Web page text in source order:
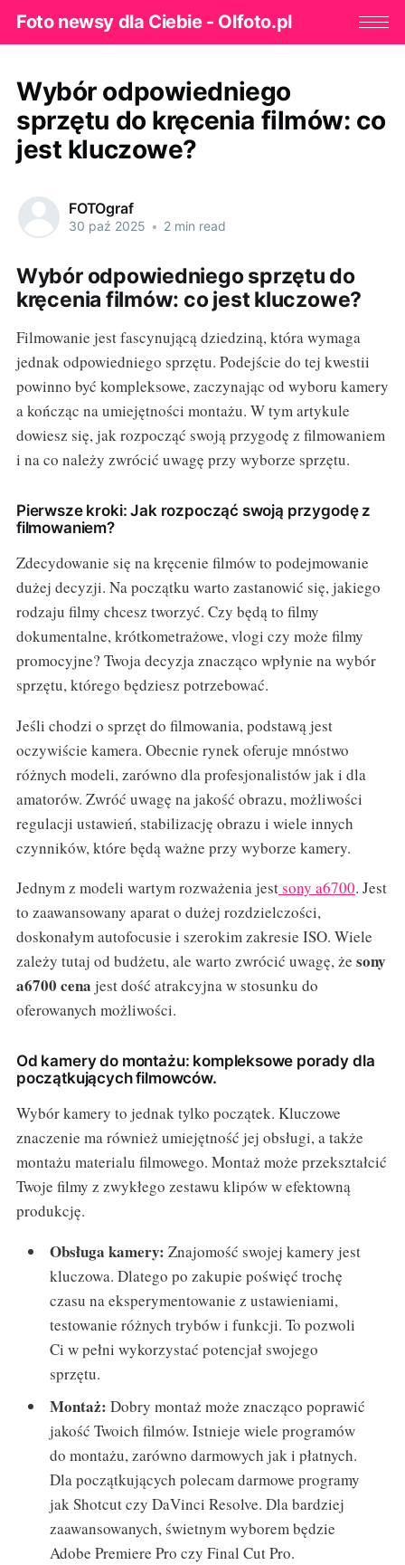
Foto newsy dla Ciebie - Olfoto.pl
Wybór odpowiedniego
sprzętu do kręcenia filmów: co
jest kluczowe?
FOTOgraf
30 paź 2025 • 2 min read
Wybór odpowiedniego sprzętu do
kręcenia filmów: co jest kluczowe?
Filmowanie jest fascynującą dziedziną, która wymaga
jednak odpowiedniego sprzętu. Podejście do tej kwestii
powinno być kompleksowe, zaczynając od wyboru kamery
a kończąc na umiejętności montażu. W tym artykule
dowiesz się, jak rozpocząć swoją przygodę z filmowaniem
i na co należy zwrócić uwagę przy wyborze sprzętu.
Pierwsze kroki: Jak rozpocząć swoją przygodę z
filmowaniem?
Zdecydowanie się na kręcenie filmów to podejmowanie
dużej decyzji. Na początku warto zastanowić się, jakiego
rodzaju filmy chcesz tworzyć. Czy będą to filmy
dokumentalne, krótkometrażowe, vlogi czy może filmy
promocyjne? Twoja decyzja znacząco wpłynie na wybór
sprzętu, którego będziesz potrzebować.
Jeśli chodzi o sprzęt do filmowania, podstawą jest
oczywiście kamera. Obecnie rynek oferuje mnóstwo
różnych modeli, zarówno dla profesjonalistów jak i dla
amatorów. Zwróć uwagę na jakość obrazu, możliwości
regulacji ustawień, stabilizację obrazu i wiele innych
czynników, które będą ważne przy wyborze kamery.
Jednym z modeli wartym rozważenia jestsony a6700. Jest
to zaawansowany aparat o dużej rozdzielczości,
doskonałym autofocusie i szerokim zakresie ISO. Wiele
zależy tutaj od budżetu, ale warto zwrócić uwagę, że sony
a6700 cena jest dość atrakcyjna w stosunku do
oferowanych możliwości.
Od kamery do montażu: kompleksowe porady dla
początkujących filmowców.
Wybór kamery to jednak tylko początek. Kluczowe
znaczenie ma również umiejętność jej obsługi, a także
montażu materialu filmowego. Montaż może przekształcić
Twoje filmy z zwykłego zestawu klipów w efektowną
produkcję.
Obsługa kamery: Znajomość swojej kamery jest
kluczowa. Dlatego po zakupie poświęć trochę
czasu na eksperymentowanie z ustawieniami,
testowanie różnych trybów i funkcji. To pozwoli
Ci w pełni wykorzystać potencjał swojego
sprzętu.
Montaż: Dobry montaż może znacząco poprawić
jakość Twoich filmów. Istnieje wiele programów
do montażu, zarówno darmowych jak i płatnych.
Dla początkujących polecam darmowe programy
jak Shotcut czy DaVinci Resolve. Dla bardziej
zaawansowanych, świetnym wyborem będzie
Adobe Premiere Pro czy Final Cut Pro.